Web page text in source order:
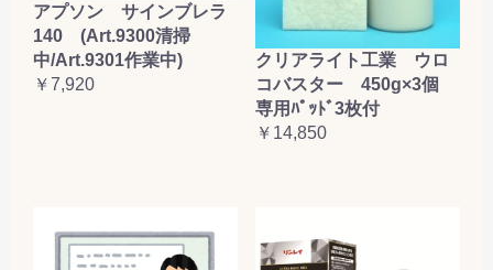
アプソン サインブレラ
140 (Art.9300清掃
中/Art.9301作業中)
￥7,920
クリアライト工業 ウロ
コバスター 450g×3個
専用ﾊﾟｯﾄﾞ3枚付
￥14,850